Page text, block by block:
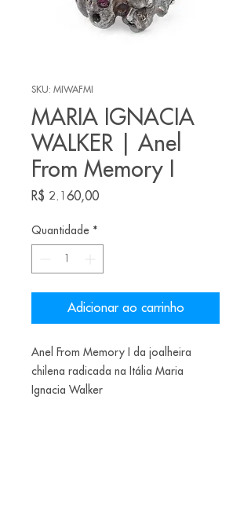
SKU: MIWAFMI
MARIA IGNACIA
WALKER | Anel
From Memory I
R$ 2.160,00Preço
Quantidade *
Adicionar ao carrinho
Anel From Memory I da joalheira
chilena radicada na Itália Maria
Ignacia Walker